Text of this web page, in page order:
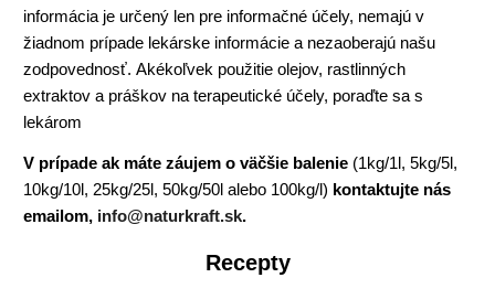
informácia je určený len pre informačné účely, nemajú v
žiadnom prípade lekárske informácie a nezaoberajú našu
zodpovednosť. Akékoľvek použitie olejov, rastlinných
extraktov a práškov na terapeutické účely, poraďte sa s
lekárom
V prípade ak máte záujem o väčšie balenie (1kg/1l, 5kg/5l,
10kg/10l, 25kg/25l, 50kg/50l alebo 100kg/l) kontaktujte nás
emailom, info@naturkraft.sk.
Recepty